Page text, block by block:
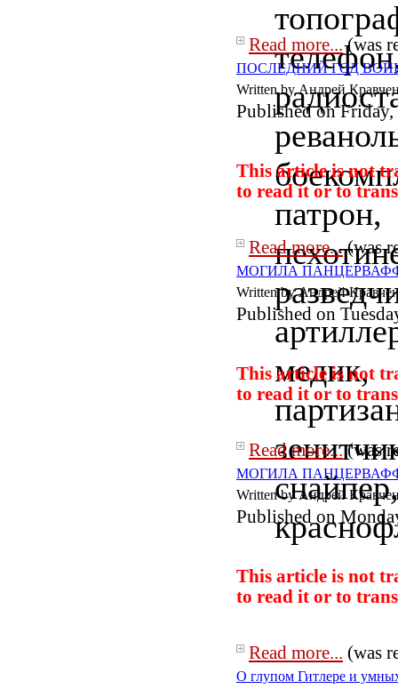
Read more... (was
ПОСЛЕДНИЙ ГОД ВОЙНЫ:
Written by Андрей
Published on
This article is not
to read it or to
Read more... (was
МОГИЛА ПАНЦЕРВАФФЕ:
Written by Андрей
Published on
This article is not
to read it or to
Read more... (was
МОГИЛА ПАНЦЕРВАФФЕ:
Written by Андрей
Published on
This article is not
to read it or to
Read more... (was
О глупом Гитлере и